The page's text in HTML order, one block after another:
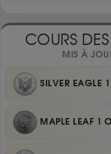
COURS
MIS À
SILVER EAGLE
MAPLE LEAF 1